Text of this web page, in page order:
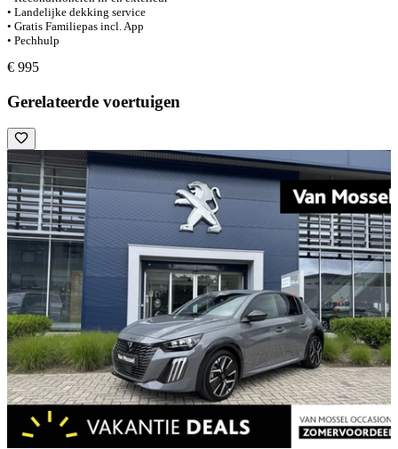
• Landelijke dekking service
• Gratis Familiepas incl. App
• Pechhulp
€ 995
Gerelateerde voertuigen